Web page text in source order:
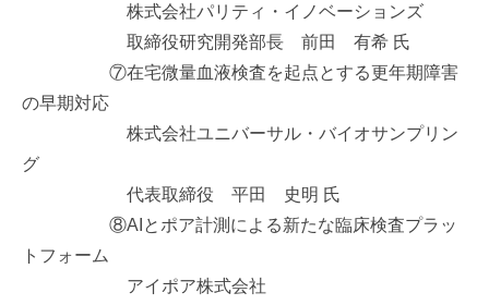
株式会社パリティ・イノベーションズ
取締役研究開発部長 前田 有希 氏
⑦在宅微量血液検査を起点とする更年期障害
の早期対応
株式会社ユニバーサル・バイオサンプリン
グ
代表取締役 平田 史明 氏
⑧AIとポア計測による新たな臨床検査プラッ
トフォーム
アイポア株式会社